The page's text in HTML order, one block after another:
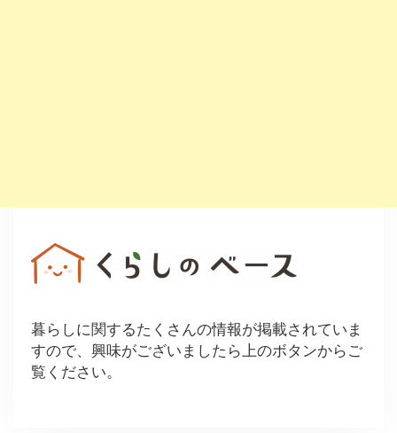
暮らしに関するたくさんの情報が掲載されていま
すので、興味がございましたら上のボタンからご
覧ください。